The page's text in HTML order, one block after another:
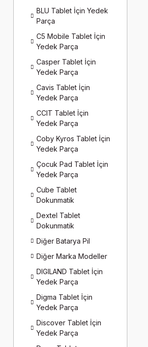
BLU Tablet İçin Yedek
Parça
C5 Mobile Tablet İçin
Yedek Parça
Casper Tablet İçin
Yedek Parça
Cavis Tablet İçin
Yedek Parça
CCIT Tablet İçin
Yedek Parça
Coby Kyros Tablet İçin
Yedek Parça
Çocuk Pad Tablet İçin
Yedek Parça
Cube Tablet
Dokunmatik
Dextel Tablet
Dokunmatik
Diğer Batarya Pil
Diğer Marka Modeller
DIGILAND Tablet İçin
Yedek Parça
Digma Tablet İçin
Yedek Parça
Discover Tablet İçin
Yedek Parça